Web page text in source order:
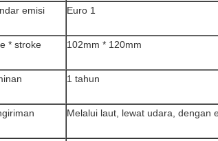
emisi Euro 1
* stroke 102mm * 120mm
1 tahun
Melalui laut, lewat udara, dengan